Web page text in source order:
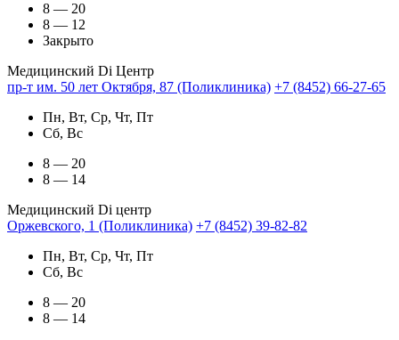
8 — 20
8 — 12
Закрыто
Медицинский Di Центр
пр-т им. 50 лет Октября, 87 (Поликлиника) +7 (8452) 66-27-65
Пн, Вт, Ср, Чт, Пт
Сб, Вс
8 — 20
8 — 14
Медицинский Di центр
Оржевского, 1 (Поликлиника) +7 (8452) 39-82-82
Пн, Вт, Ср, Чт, Пт
Сб, Вс
8 — 20
8 — 14